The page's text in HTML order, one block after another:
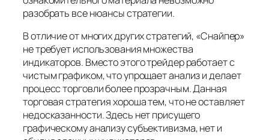
разобрать все нюансы стратегии.
В отличие от многих других стратегий, «Снайпер»
не требует использования множества
индикаторов. Вместо этого трейдер работает с
чистым графиком, что упрощает анализ и делает
процесс торговли более прозрачным. Данная
торговая стратегия хороша тем, что не оставляет
недосказанности. Здесь нет присущего
графическому анализу субъективизма, нет и